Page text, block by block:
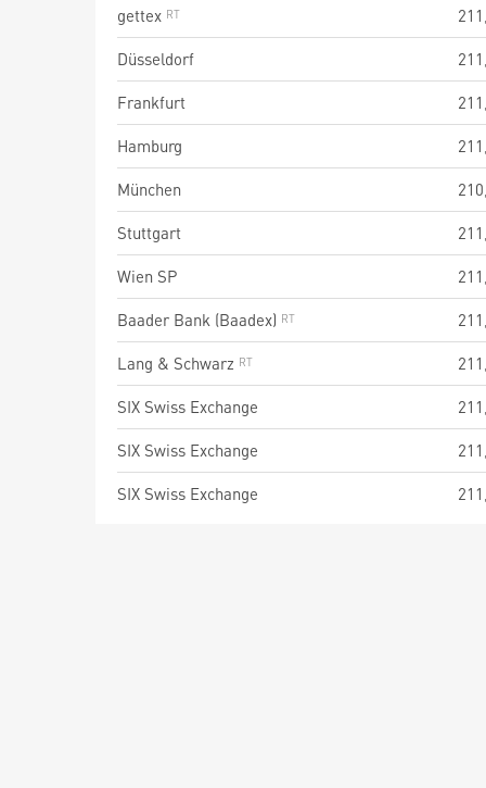
gettex
Düsseldorf
Frankfurt
Hamburg
München
Stuttgart
Wien SP
Baader Bank (Baadex)
Lang & Schwarz
SIX Swiss Exchange
SIX Swiss Exchange
SIX Swiss Exchange